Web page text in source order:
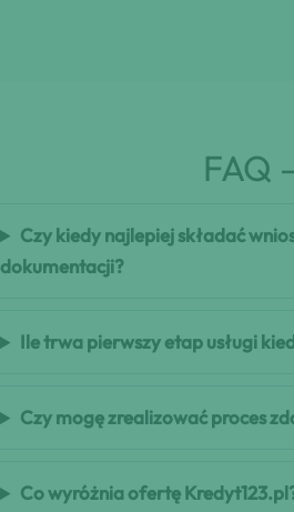
FAQ
Czy kiedy najlepiej składać
dokumentacji?
Ile trwa pierwszy etap usługi
Czy mogę zrealizować proces
Co wyróżnia ofertę